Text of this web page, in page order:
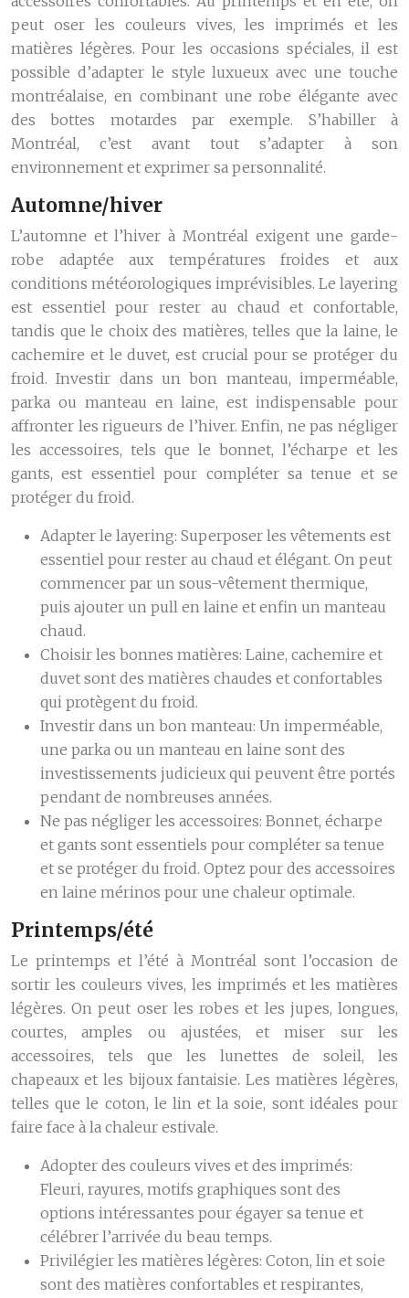
peut oser les couleurs vives, les imprimés et les
matières légères. Pour les occasions spéciales, il est
possible d’adapter le style luxueux avec une touche
montréalaise, en combinant une robe élégante avec
des bottes motardes par exemple. S’habiller à
Montréal, c’est avant tout s’adapter à son
environnement et exprimer sa personnalité.
Automne/hiver
L’automne et l’hiver à Montréal exigent une garde-
robe adaptée aux températures froides et aux
conditions météorologiques imprévisibles. Le layering
est essentiel pour rester au chaud et confortable,
tandis que le choix des matières, telles que la laine, le
cachemire et le duvet, est crucial pour se protéger du
froid. Investir dans un bon manteau, imperméable,
parka ou manteau en laine, est indispensable pour
affronter les rigueurs de l’hiver. Enfin, ne pas négliger
les accessoires, tels que le bonnet, l’écharpe et les
gants, est essentiel pour compléter sa tenue et se
protéger du froid.
Adapter le layering: Superposer les vêtements est
essentiel pour rester au chaud et élégant. On peut
commencer par un sous-vêtement thermique,
puis ajouter un pull en laine et enfin un manteau
chaud.
Choisir les bonnes matières: Laine, cachemire et
duvet sont des matières chaudes et confortables
qui protègent du froid.
Investir dans un bon manteau: Un imperméable,
une parka ou un manteau en laine sont des
investissements judicieux qui peuvent être portés
pendant de nombreuses années.
Ne pas négliger les accessoires: Bonnet, écharpe
et gants sont essentiels pour compléter sa tenue
et se protéger du froid. Optez pour des accessoires
en laine mérinos pour une chaleur optimale.
Printemps/été
Le printemps et l’été à Montréal sont l’occasion de
sortir les couleurs vives, les imprimés et les matières
légères. On peut oser les robes et les jupes, longues,
courtes, amples ou ajustées, et miser sur les
accessoires, tels que les lunettes de soleil, les
chapeaux et les bijoux fantaisie. Les matières légères,
telles que le coton, le lin et la soie, sont idéales pour
faire face à la chaleur estivale.
Adopter des couleurs vives et des imprimés:
Fleuri, rayures, motifs graphiques sont des
options intéressantes pour égayer sa tenue et
célébrer l’arrivée du beau temps.
Privilégier les matières légères: Coton, lin et soie
sont des matières confortables et respirantes,